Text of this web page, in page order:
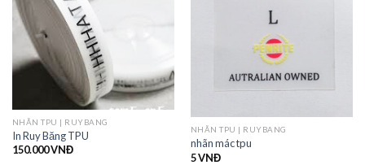
NHÃN TPU | RUYBANG
In Ruy Băng TPU
150.000VNĐ
NHÃN TPU | RUYBANG
nhãn mác tpu
5VNĐ